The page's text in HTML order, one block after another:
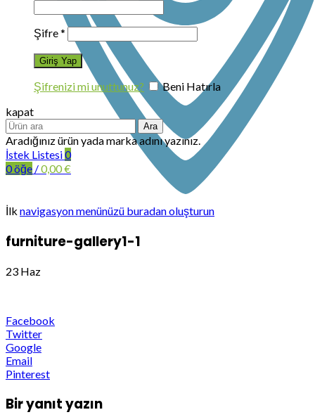
Şifre*
Şifrenizi mi unuttunuz?
Beni Hatırla
kapat
Ara
Aradığınız ürün yada marka adını yazınız.
İstek Listesi0
0öğe /0,00€
İlk navigasyon menünüzü buradan oluşturun
furniture-gallery1-1
23 Haz
Facebook
Twitter
Google
Email
Pinterest
Bir yanıt yazın